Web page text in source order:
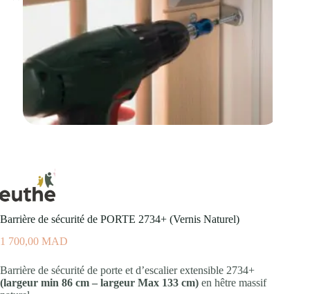
Barrière de sécurité de PORTE 2734+ (Vernis Naturel)
1 700,00 MAD
Barrière de sécurité de porte et d’escalier extensible 2734+
(largeur min 86 cm – largeur Max 133 cm) en hêtre massif